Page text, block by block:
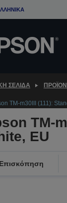
ΣΕΛΙΔΑ
TM-m30III (111):
TM-
EU
Επισκόπηση